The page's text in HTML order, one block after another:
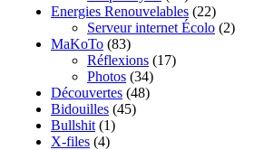
Energies Renouvelables (22)
Serveur internet Écolo (2)
MaKoTo (83)
Réflexions (17)
Photos (34)
Découvertes (48)
Bidouilles (45)
Bullshit (1)
X-files (4)